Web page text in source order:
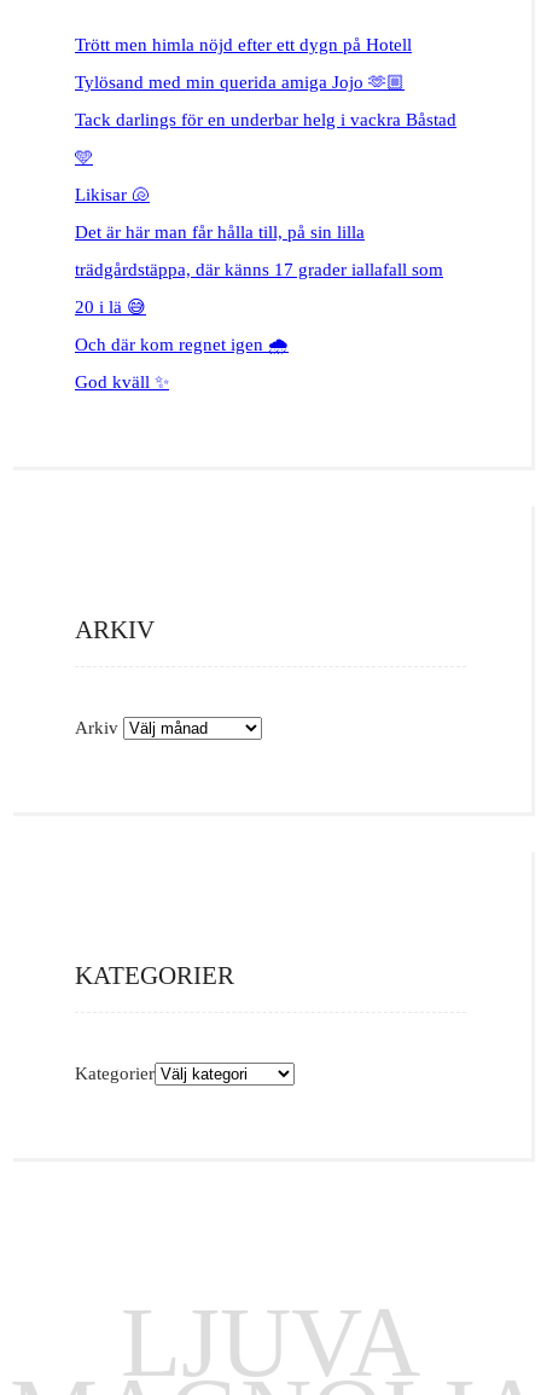
Trött men himla nöjd efter ett dygn på Hotell
Tylösand med min querida amiga Jojo 🫶🏼
Tack darlings för en underbar helg i vackra Båstad
🩵
Likisar 🐚
Det är här man får hålla till, på sin lilla
trädgårdstäppa, där känns 17 grader iallafall som
20 i lä 😅
Och där kom regnet igen 🌧️
God kväll ✨
ARKIV
Arkiv
KATEGORIER
Kategorier
LJUVA